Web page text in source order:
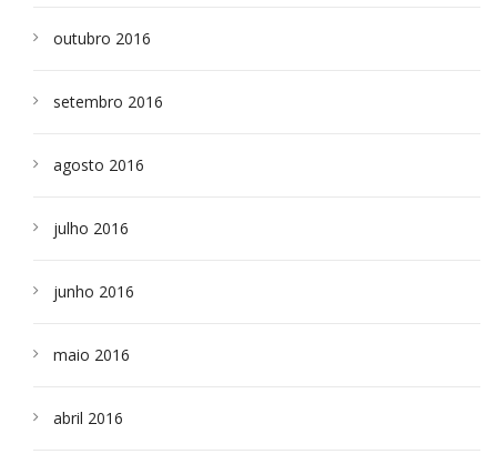
outubro 2016
setembro 2016
agosto 2016
julho 2016
junho 2016
maio 2016
abril 2016